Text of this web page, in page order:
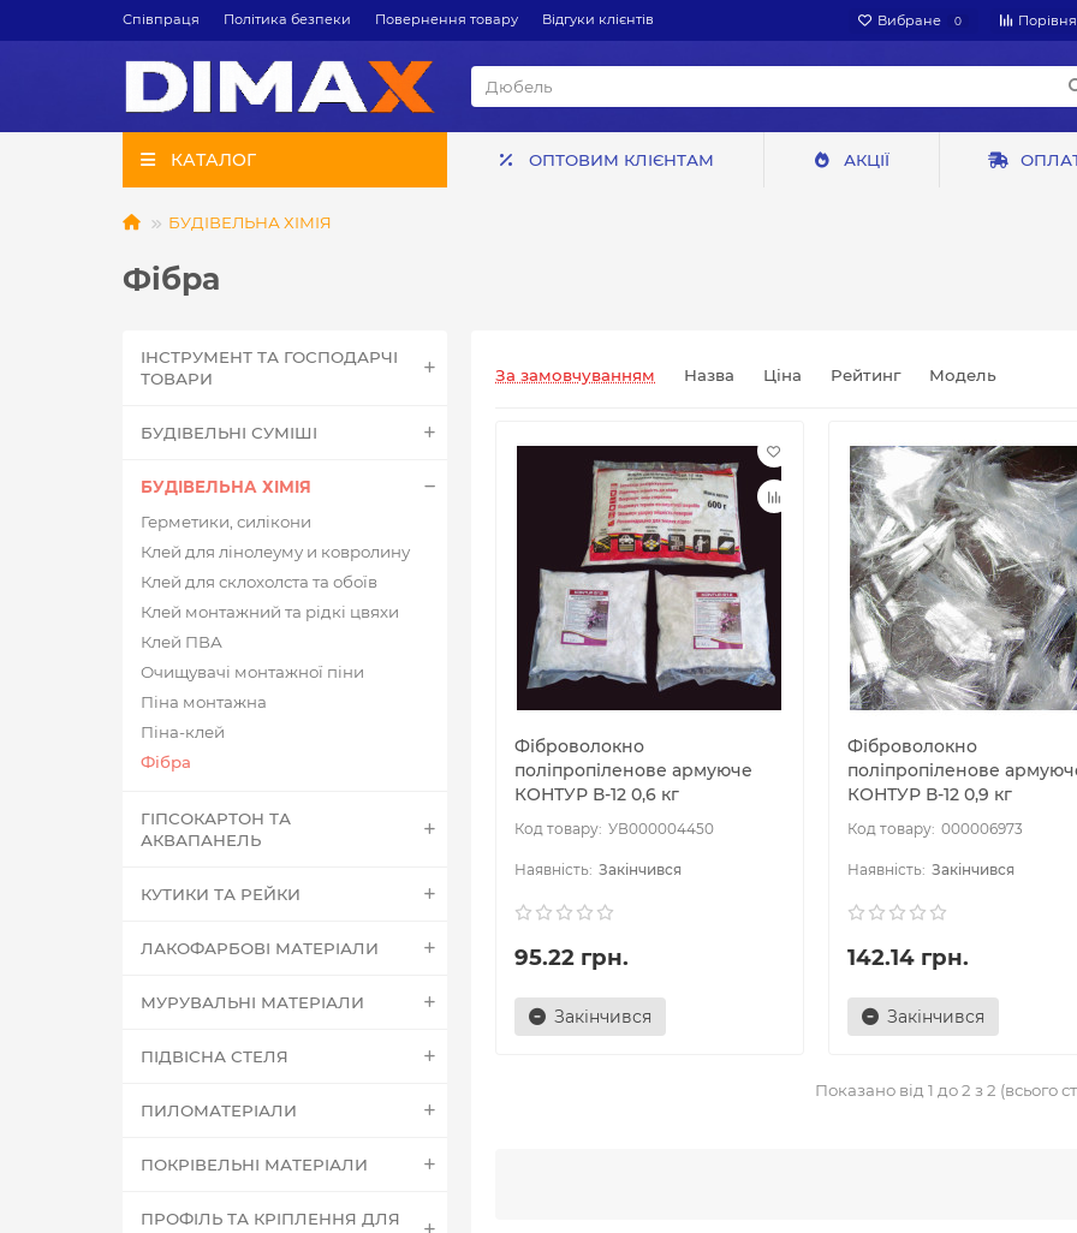
Співпраця Політика безпеки Повернення товару Відгуки клієнтів Вибране 0
КАТАЛОГ ОПТОВИМ КЛІЄНТАМ АКЦІЇ
БУДІВЕЛЬНА ХІМІЯ
Фібра
ІНСТРУМЕНТ ТА ГОСПОДАРЧІ
ТОВАРИ
БУДІВЕЛЬНІ СУМІШІ
БУДІВЕЛЬНА ХІМІЯ
Герметики, силікони
Клей для лінолеуму и ковролину
Клей для склохолста та обоїв
Клей монтажний та рідкі цвяхи
Клей ПВА
Очищувачі монтажної піни
Піна монтажна
Піна-клей
Фібра
ГІПСОКАРТОН ТА
АКВАПАНЕЛЬ
КУТИКИ ТА РЕЙКИ
ЛАКОФАРБОВІ МАТЕРІАЛИ
МУРУВАЛЬНІ МАТЕРІАЛИ
ПІДВІСНА СТЕЛЯ
ПИЛОМАТЕРІАЛИ
ПОКРІВЕЛЬНІ МАТЕРІАЛИ
ПРОФІЛЬ ТА КРІПЛЕННЯ ДЛЯ
За замовчуванням Назва Ціна Рейтинг Модель
Фіброволокно
поліпропіленове армуюче
КОНТУР В-12 0,6 кг
УВ000004450
Закінчився
95.22 грн.
Закінчився
Фіброволокно
поліпропіленове
КОНТУР В-12 0,9 кг
000006973
Закінчився
142.14 грн.
Закінчився
Показано від 1 до 2 з 2 (всього